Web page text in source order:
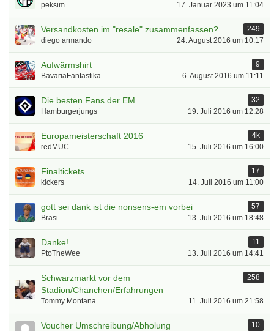
peksim
17. Januar 2023 um 11:04
Versandkosten im "resale" zusammenfassen?
249
diego armando
24. August 2016 um 10:17
Aufwärmshirt
9
BavariaFantastika
6. August 2016 um 11:11
Die besten Fans der EM
32
Hamburgerjungs
19. Juli 2016 um 12:28
Europameisterschaft 2016
4k
redMUC
15. Juli 2016 um 16:00
Finaltickets
17
kickers
14. Juli 2016 um 11:00
gott sei dank ist die nonsens-em vorbei
57
Brasi
13. Juli 2016 um 18:48
Danke!
11
PtoTheWee
13. Juli 2016 um 14:41
Schwarzmarkt vor dem
Stadion/Chanchen/Erfahrungen
258
Tommy Montana 11. Juli 2016 um 21:58
Voucher Umschreibung/Abholung
10